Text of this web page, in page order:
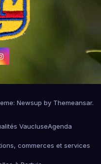
Newsup by Themeansar.
VaucluseAgenda
commerces et services